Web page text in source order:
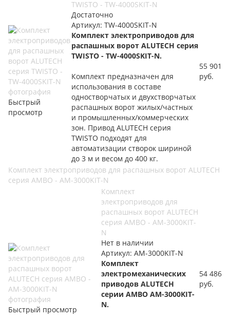
Быстрый
просмотр
TWISTO - TW-4000SKIT-N
Достаточно
Артикул: TW-4000SKIT-N
Комплект электроприводов для
распашных ворот ALUTECH серия
TWISTO - TW-4000SKIT-N.
Комплект предназначен для
использования в составе
одностворчатых и двухстворчатых
распашных ворот жилых/частных
и промышленных/коммерческих
зон. Привод ALUTECH серия
TWISTO подходят для
автоматизации створок шириной
до 3 м и весом до 400 кг.
55 901
руб.
Комплект электроприводов для распашных ворот ALUTECH
серия AMBO - AM-3000KIT-N
Быстрый просмотр
Комплект
электроприводов для
распашных ворот ALUTECH
серия AMBO - AM-3000KIT-
N
Нет в наличии
Артикул: AM-3000KIT-N
Комплект
электромеханических
приводов ALUTECH
серии AMBO AM-3000KIT-
N.
54 486
руб.